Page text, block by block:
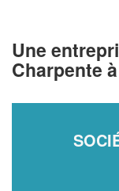
Une
Charpentevos